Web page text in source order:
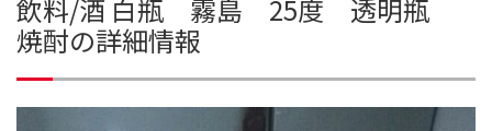
飲料/酒 白瓶 霧島 25度 透明瓶
焼酎の詳細情報